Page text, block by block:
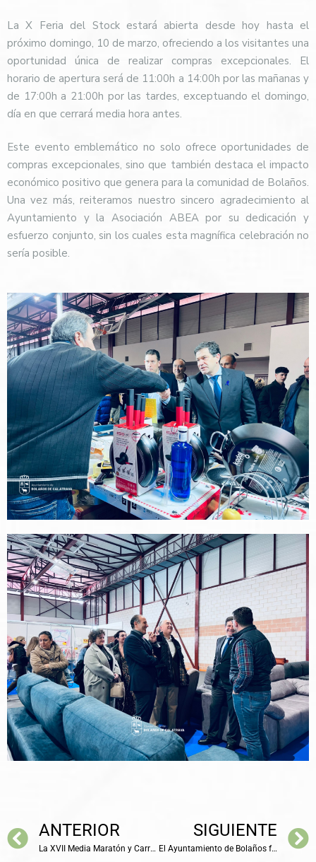
La X Feria del Stock estará abierta desde hoy hasta el
próximo domingo, 10 de marzo, ofreciendo a los visitantes una
oportunidad única de realizar compras excepcionales. El
horario de apertura será de 11:00h a 14:00h por las mañanas y
de 17:00h a 21:00h por las tardes, exceptuando el domingo,
día en que cerrará media hora antes.
Este evento emblemático no solo ofrece oportunidades de
compras excepcionales, sino que también destaca el impacto
económico positivo que genera para la comunidad de Bolaños.
Una vez más, reiteramos nuestro sincero agradecimiento al
Ayuntamiento y la Asociación ABEA por su dedicación y
esfuerzo conjunto, sin los cuales esta magnífica celebración no
sería posible.
ANTERIOR
La XVII Media Maratón y Carrera Mini de Bolaños de Calatrava: Deporte, Reciclaje y Compromiso Social
SIGUIENTE
El Ayuntamiento de Bolaños facilita la conciliación familiar con el programa “Concilia Semana Santa.